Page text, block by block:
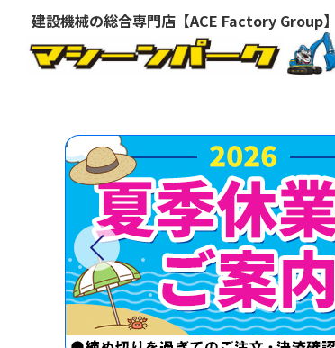
建設機械の総合専門店【ACE Factory Group】